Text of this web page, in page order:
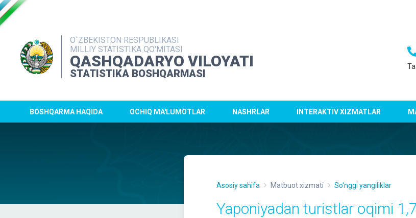
O`ZBEKISTON RESPUBLIKASI
MILLIY STATISTIKA QO'MITASI
QASHQADARYO VILOYATI
STATISTIKA BOSHQARMASI
BOSHQARMA HAQIDA OCHIQ MA'LUMOTLAR NASHRLAR INTERAKTIV XIZMATLAR
Asosiy sahifa Matbuot xizmati So'nggi yangiliklar
Yaponiyadan turistlar oqimi